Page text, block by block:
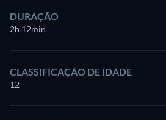
DURAÇÃO
2h 12min
CLASSIFICAÇÃO DE IDADE
12